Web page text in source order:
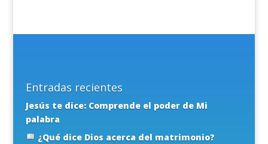
Entradas recientes
Jesús te dice: Comprende el poder de Mi
palabra
¿Qué dice Dios acerca del matrimonio?